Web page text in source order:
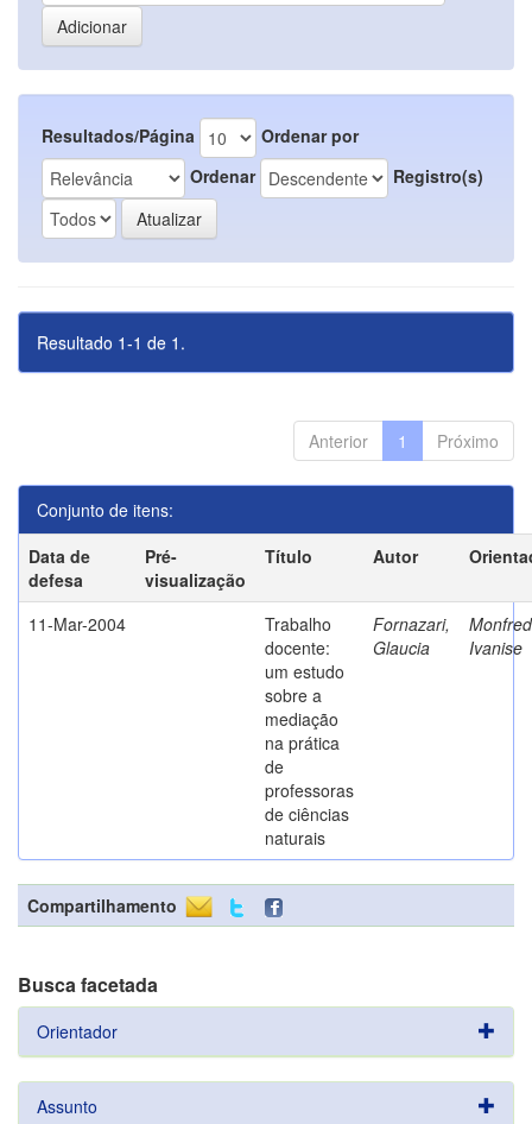
Resultados/Página
Ordenar por
Ordenar
Registro(s)
Resultado 1-1 de 1.
Anterior 1 Próximo
Conjunto de itens:
Data de
defesa
Pré-
visualização
Título Autor
11-Mar-2004
Trabalho
docente:
um estudo
sobre a
mediação
na prática
de
professoras
de ciências
naturais
Fornazari,
Glaucia
Ivanise
Compartilhamento
Busca facetada
Orientador
Assunto